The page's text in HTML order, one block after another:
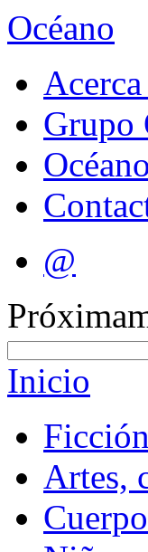
Océano
Grupo
@
Inicio
Artes,